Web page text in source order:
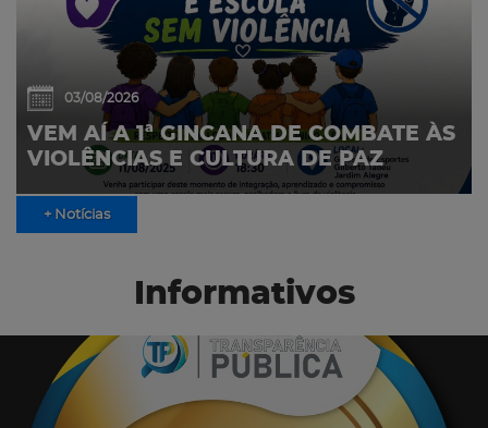
03/08/2026
VEM AÍ A 1ª GINCANA DE COMBATE ÀS
VIOLÊNCIAS E CULTURA DE PAZ
+ Notícias
Informativos